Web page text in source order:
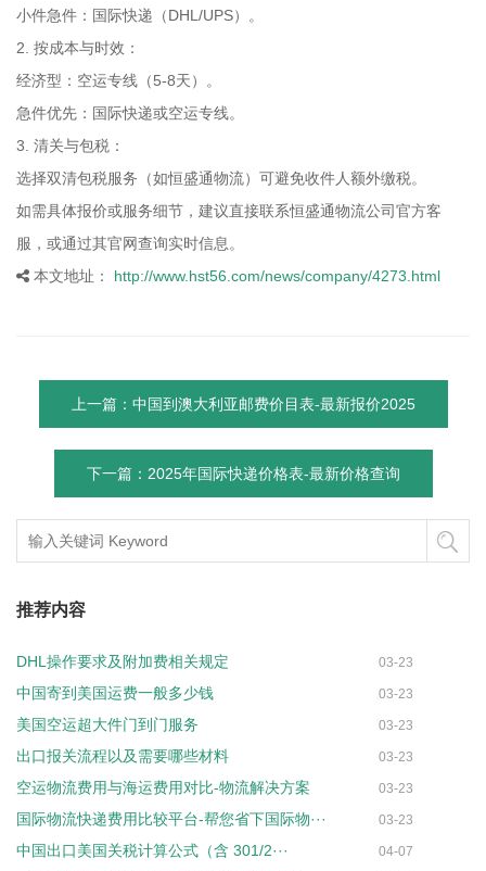
小件急件：国际快递（DHL/UPS）。
2. 按成本与时效：
经济型：空运专线（5-8天）。
急件优先：国际快递或空运专线。
3. 清关与包税：
选择双清包税服务（如恒盛通物流）可避免收件人额外缴税。
如需具体报价或服务细节，建议直接联系恒盛通物流公司官方客
服，或通过其官网查询实时信息。
本文地址：
http://www.hst56.com/news/company/4273.html
上一篇：中国到澳大利亚邮费价目表-最新报价2025
下一篇：2025年国际快递价格表-最新价格查询
推荐内容
DHL操作要求及附加费相关规定 03-23
中国寄到美国运费一般多少钱 03-23
美国空运超大件门到门服务 03-23
出口报关流程以及需要哪些材料 03-23
空运物流费用与海运费用对比-物流解决方案 03-23
国际物流快递费用比较平台-帮您省下国际物··· 03-23
中国出口美国关税计算公式（含 301/2··· 04-07